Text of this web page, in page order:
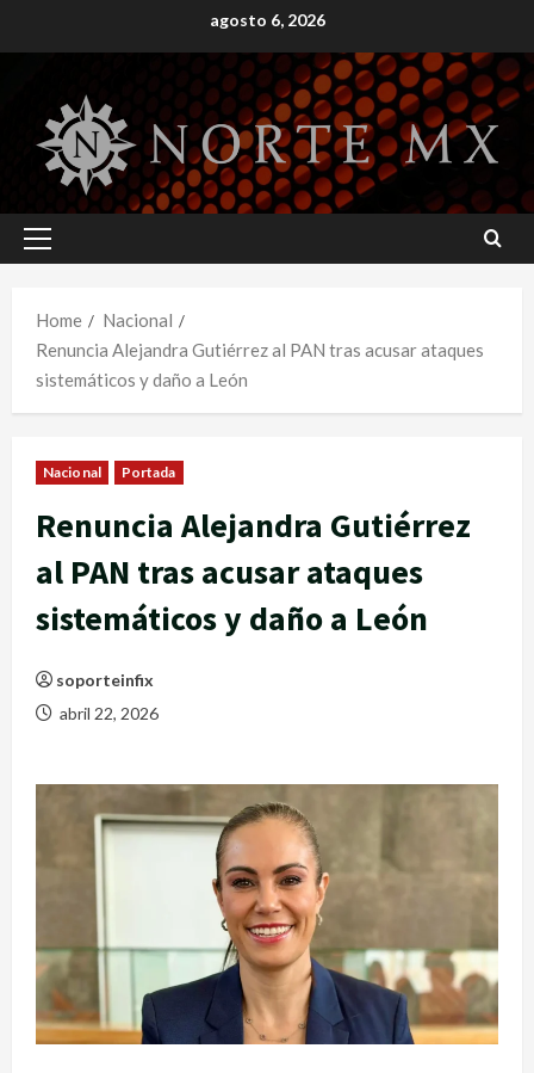
to
agosto 6, 2026
Primary
Home
Nacional
Renuncia Alejandra Gutiérrez al PAN tras acusar ataques
sistemáticos y daño a León
Nacional Portada
Renuncia Alejandra Gutiérrez
al PAN tras acusar ataques
sistemáticos y daño a León
soporteinfix
abril 22, 2026